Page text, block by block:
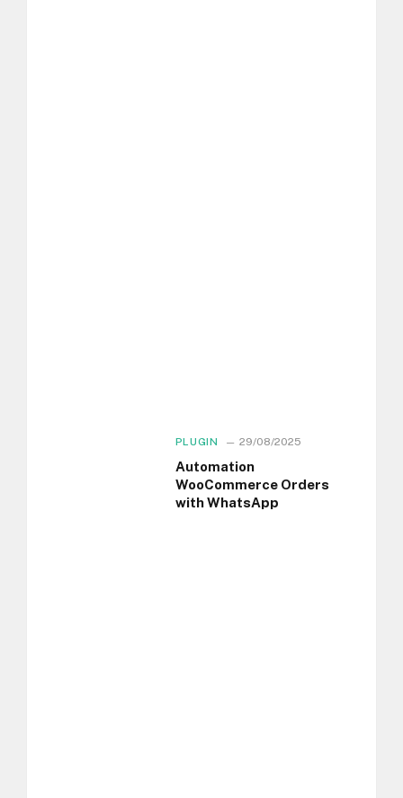
PLUGIN 29/08/2025
Automation
WooCommerce Orders
with WhatsApp